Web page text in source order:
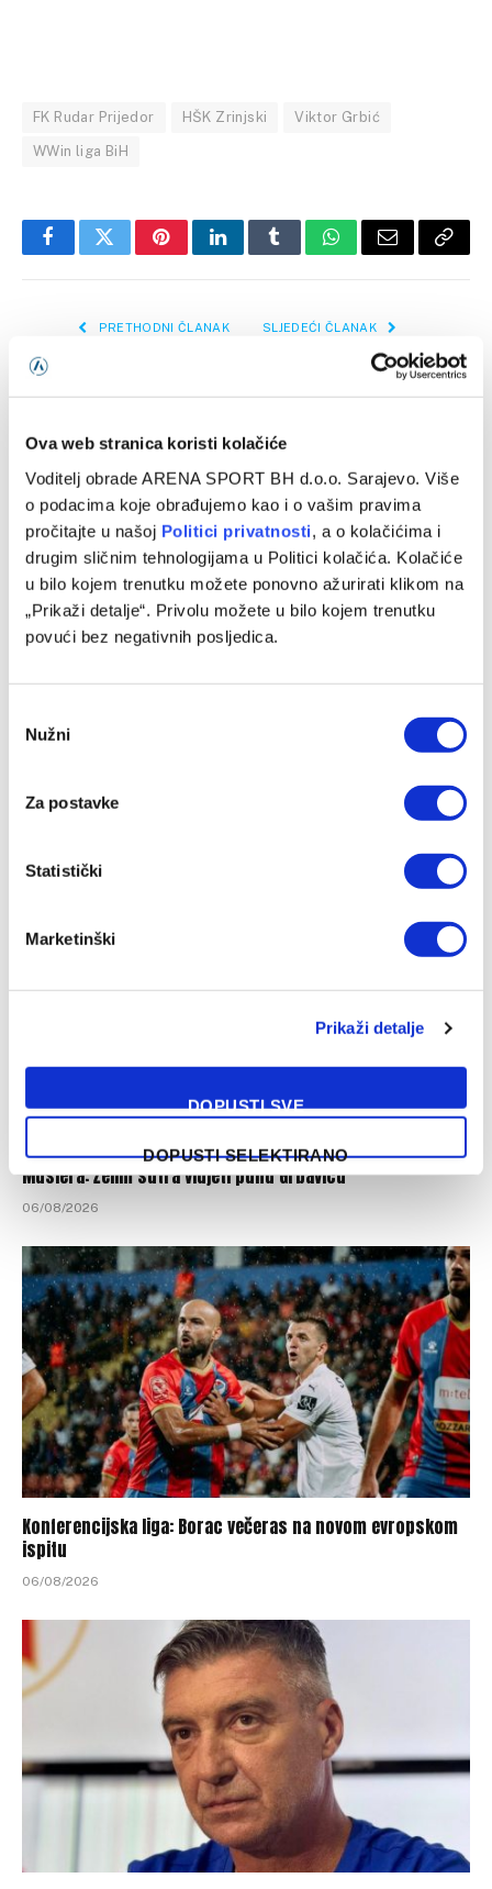
Ova web stranica koristi kolačiće
Voditelj obrade ARENA SPORT BH d.o.o. Sarajevo. Više
o podacima koje obrađujemo kao i o vašim pravima
pročitajte u našoj Politici privatnosti, a o kolačićima i
drugim sličnim tehnologijama u Politici kolačića. Kolačiće
u bilo kojem trenutku možete ponovno ažurirati klikom na
„Prikaži detalje“. Privolu možete u bilo kojem trenutku
povući bez negativnih posljedica.
Selection
Nužni
Za postavke
Statistički
Marketinški
Prikaži detalje
DOPUSTI SVE
DOPUSTI SELEKTIRANO
FK Rudar Prijedor HŠK Zrinjski Viktor Grbić
WWin liga BiH
FacebookTwitterPinterestLinkedInTumblrWhatsApp
Email Copy
PRETHODNI ČLANAK
FIFA uvodi novo pravilo tokom
SLJEDEĆI ČLANAK
Besiktas imenovao novog
trenera, stigao italijanski
SLIČNE OBJAVE
Muslera: Želim sutra vidjeti punu Grbavicu
06/08/2026
Konferencijska liga: Borac večeras na novom evropskom
ispitu
06/08/2026